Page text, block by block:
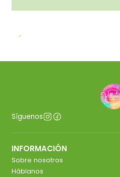
Síguenos
INFORMACIÓN
Sobre nosotros
Háblanos